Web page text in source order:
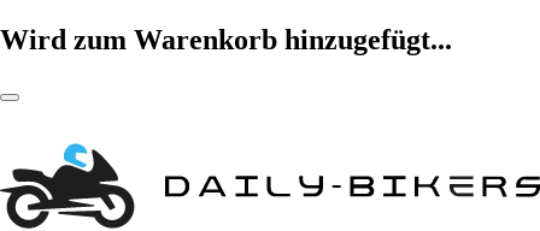
Wird zum Warenkorb hinzugefügt...